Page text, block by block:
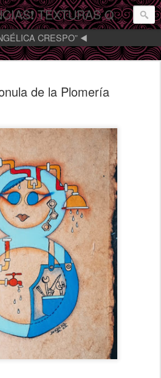
‼️MONULAS❗️ESENCIAS❗️ TEXTURAS QUE MIRAN‼️
CRESPO” ◀️
de la Plomería